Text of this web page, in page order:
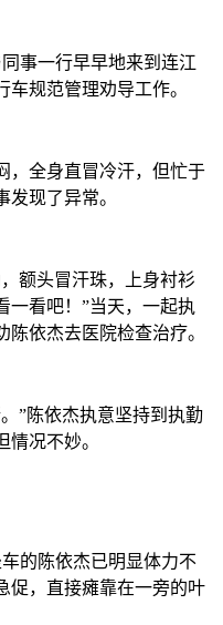
事一行早早地来到连江
规范管理劝导工作。
，全身直冒冷汗，但忙于
现了异常。
额头冒汗珠，上身衬衫
一看吧！”当天，一起执
依杰去医院检查治疗。
”陈依杰执意坚持到执勤
况不妙。
的陈依杰已明显体力不
促，直接瘫靠在一旁的叶